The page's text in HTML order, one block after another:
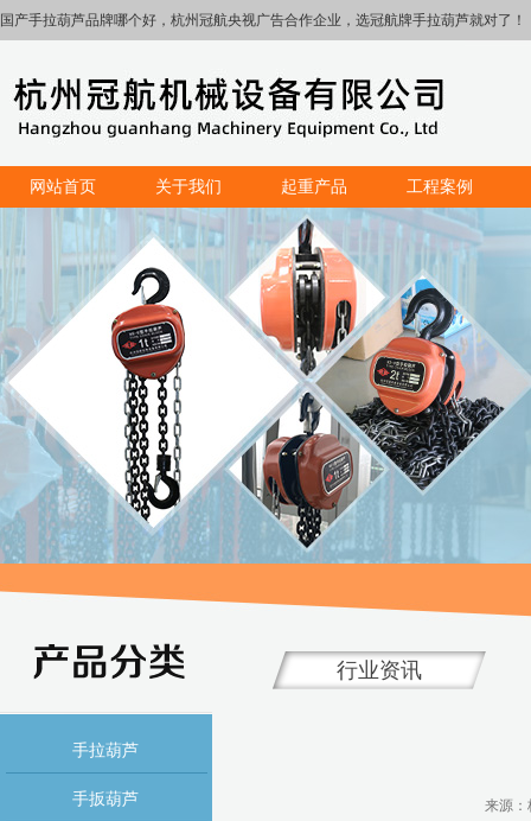
国产手拉葫芦品牌哪个好，杭州冠航央视广告合作企业，选冠航牌手拉葫芦就对了！
网站首页 关于我们 起重产品 工程案例
手拉葫芦
手扳葫芦
行业资讯
来源：